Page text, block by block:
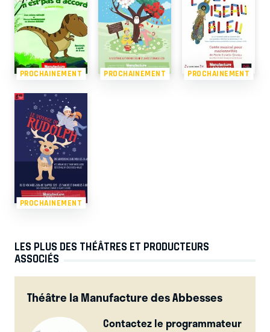
PROCHAINEMENT PROCHAINEMENT PROCHAINEMENT
PROCHAINEMENT
LES PLUS DES THÉÂTRES ET PRODUCTEURS
ASSOCIÉS
Théâtre la Manufacture des Abbesses
Contactez le programmateur